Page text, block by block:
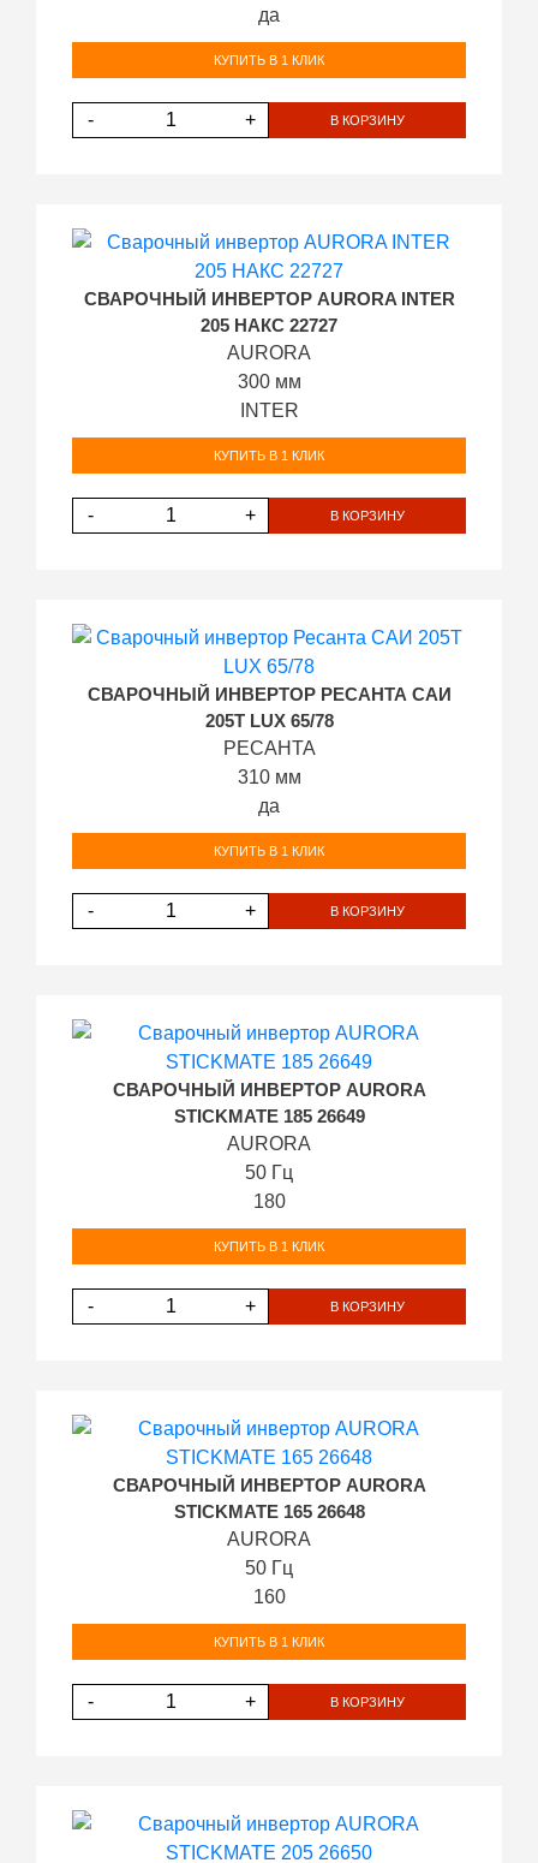
да
КУПИТЬ В 1 КЛИК
- + В КОРЗИНУ
СВАРОЧНЫЙ ИНВЕРТОР AURORA INTER
205 НАКС 22727
AURORA
300 мм
INTER
КУПИТЬ В 1 КЛИК
- + В КОРЗИНУ
СВАРОЧНЫЙ ИНВЕРТОР РЕСАНТА САИ
205Т LUX 65/78
РЕСАНТА
310 мм
да
КУПИТЬ В 1 КЛИК
- + В КОРЗИНУ
СВАРОЧНЫЙ ИНВЕРТОР AURORA
STICKMATE 185 26649
AURORA
50 Гц
180
КУПИТЬ В 1 КЛИК
- + В КОРЗИНУ
СВАРОЧНЫЙ ИНВЕРТОР AURORA
STICKMATE 165 26648
AURORA
50 Гц
160
КУПИТЬ В 1 КЛИК
- + В КОРЗИНУ